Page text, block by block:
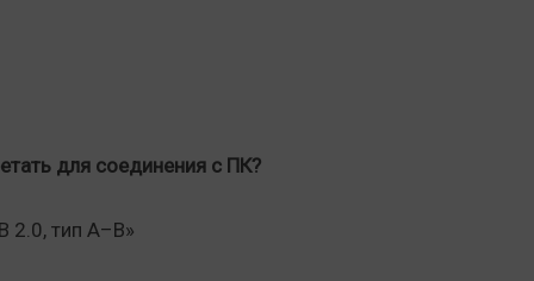
для соединения с ПК?
2.0, тип А–B»